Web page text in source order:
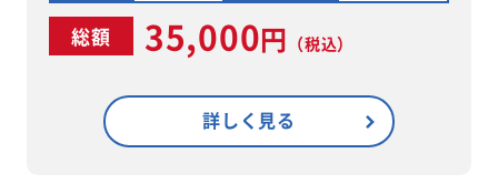
総額 35,000円 （税込）
詳しく見る